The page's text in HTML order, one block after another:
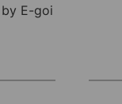
E-goi